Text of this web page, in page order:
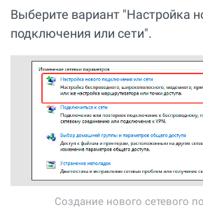
Выберите вариант "Настройка
подключения или сети".
Создание нового сетевого